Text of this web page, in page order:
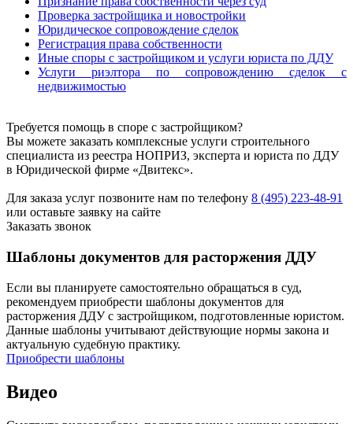
Проверка застройщика и новостройки
Юридическое сопровождение сделок
Регистрация права собственности
Иные споры с застройщиком и услуги юриста по ДДУ
Услуги риэлтора по сопровождению сделок с
недвижимостью
Требуется помощь в споре с застройщиком?
Вы можете заказать комплексные услуги строительного
специалиста из реестра НОПРИЗ, эксперта и юриста по ДДУ
в Юридической фирме «Двитекс».
Для заказа услуг позвоните нам по телефону 8 (495) 223-48-91
или оставьте заявку на сайте
Заказать звонок
Шаблоны документов для расторжения ДДУ
Если вы планируете самостоятельно обращаться в суд,
рекомендуем приобрести шаблоны документов для
расторжения ДДУ с застройщиком, подготовленные юристом.
Данные шаблоны учитывают действующие нормы закона и
актуальную судебную практику.
Приобрести шаблоны
Видео